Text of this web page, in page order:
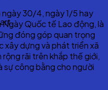
ngày 30/4, ngày 1/5 hay
Quốc tế Lao động, là
đóng góp quan trọng
xây dựng và phát triển xã
rãi trên khắp thế giới,
sự công bằng cho người